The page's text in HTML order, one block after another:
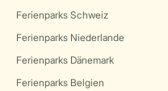
Ferienparks Schweiz
Ferienparks Niederlande
Ferienparks Dänemark
Ferienparks Belgien